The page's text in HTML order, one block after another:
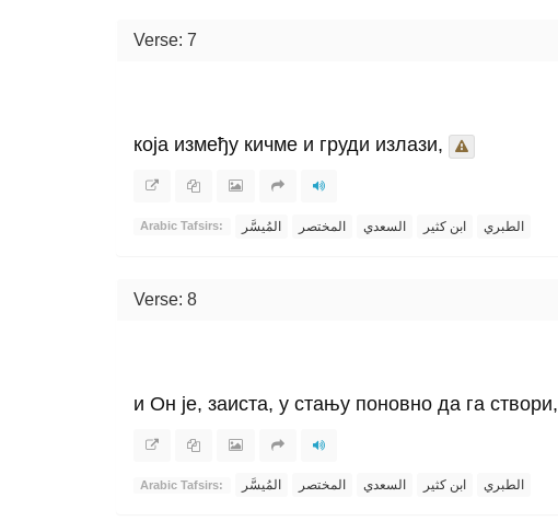
Verse: 7
која између кичме и груди излази,
Arabic Tafsirs: المُيسَّر المختصر السعدي ابن كثير الطبري
Verse: 8
и Он је, заиста, у стању поновно да га створи,
Arabic Tafsirs: المُيسَّر المختصر السعدي ابن كثير الطبري